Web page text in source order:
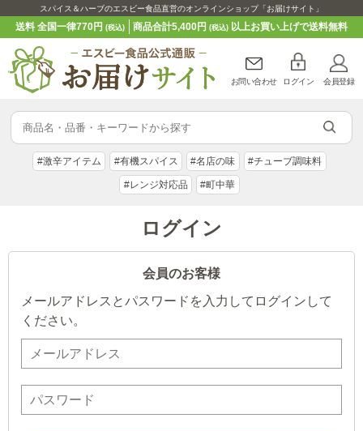
スパイス＆ハーブのエスビー食品直営のオンラインショップ「お届けサイト」
送料 全国一律770円(税込) 商品合計5,400円 (税込)以上お買い上げで送料無料
お問い合わせ ログイン 会員登録
#激辛アイテム #有機スパイス #名店の味 #チューブ調味料
#レンジ対応品 #町中華
ログイン
会員のお客様
メールアドレスとパスワードを入力してログインして
ください。